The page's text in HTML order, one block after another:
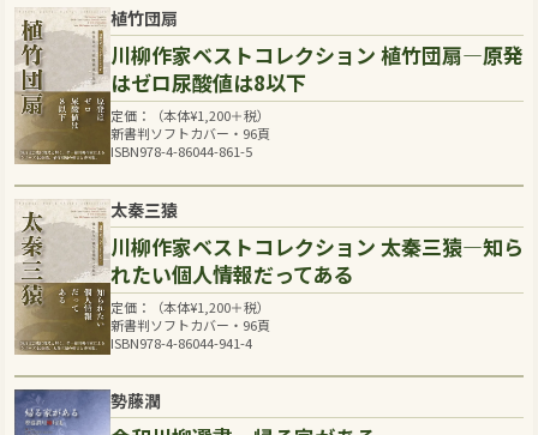
植竹団扇
川柳作家ベストコレクション 植竹団扇―原発
はゼロ尿酸値は8以下
定価：（本体¥1,200＋税）
新書判ソフトカバー・96頁
ISBN978-4-86044-861-5
太秦三猿
川柳作家ベストコレクション 太秦三猿―知ら
れたい個人情報だってある
定価：（本体¥1,200＋税）
新書判ソフトカバー・96頁
ISBN978-4-86044-941-4
勢藤潤